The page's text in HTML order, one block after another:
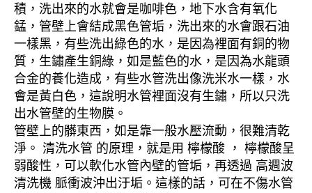
積，洗出來的水就會是咖啡色，地下水含有氧化
錳，管壁上會結成黑色管垢，洗出來的水會跟石油
一樣黑，有些洗出綠色的水，是因為裡面有銅的物
質，生鏽產生銅綠，如是藍色的水，是因為水龍頭
合金的養化造成，有些水管洗出像洗米水一樣，水
會是黃白色，這說明水管裡面沒有生鏽，所以只洗
出水管壁的生物膜。
管壁上的髒東西，如是靠一般水壓流動，很難清乾
淨。 清洗水管 的原理，就是用 檸檬酸 ， 檸檬酸呈
弱酸性，可以軟化水管內壁的管垢，再透過 高週波
清洗機 脈衝波沖出汙垢。這樣的話，可在不傷水管